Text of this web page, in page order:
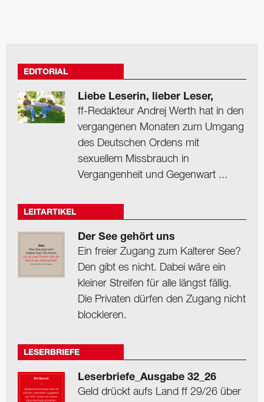
EDITORIAL
Liebe Leserin, lieber Leser,
ff-Redakteur Andrej Werth hat in den
vergangenen Monaten zum Umgang
des Deutschen Ordens mit
sexuellem Missbrauch in
Vergangenheit und Gegenwart ...
LEITARTIKEL
Der See gehört uns
Ein freier Zugang zum Kalterer See?
Den gibt es nicht. Dabei wäre ein
kleiner Streifen für alle längst fällig.
Die Privaten dürfen den Zugang nicht
blockieren.
LESERBRIEFE
Leserbriefe_Ausgabe 32_26
Geld drückt aufs Land ff 29/26 über